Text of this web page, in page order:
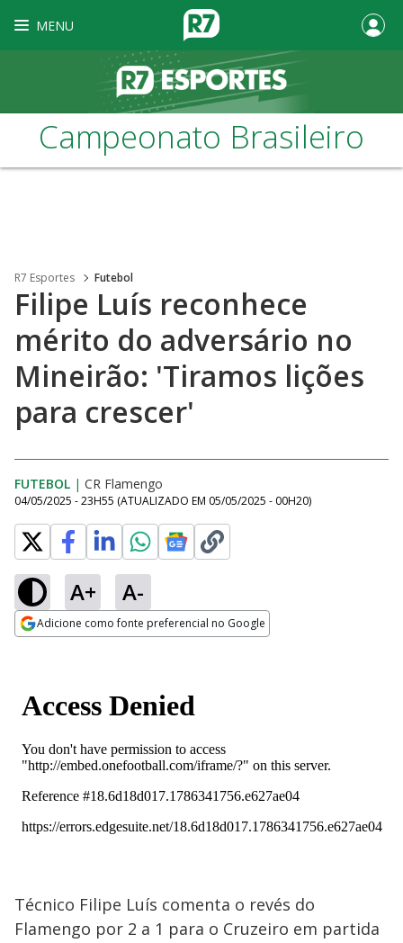
MENU
Campeonato Brasileiro
R7 Esportes Futebol
Filipe Luís reconhece
mérito do adversário no
Mineirão: 'Tiramos lições
para crescer'
FUTEBOL | CR Flamengo
04/05/2025 - 23H55 (ATUALIZADO EM 05/05/2025 - 00H20)
A+ A-
Adicione como fonte preferencial no Google
Técnico Filipe Luís comenta o revés do
Flamengo por 2 a 1 para o Cruzeiro em partida